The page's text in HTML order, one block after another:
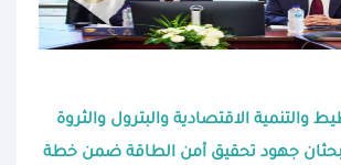
والتنمية الاقتصادية والبترول والثروة
جهود تحقيق أمن الطاقة ضمن خطة